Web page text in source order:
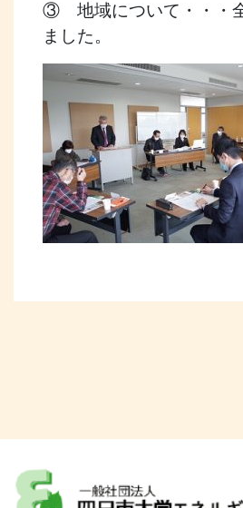
③ 地域について・・・
ました。